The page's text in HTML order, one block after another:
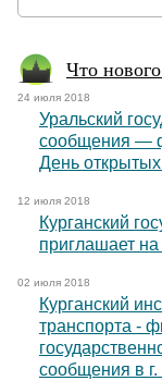
Что
24 июля 2018
Уральский
сообщения —
День
12 июля 2018
Курганский
приглашает
02 июля 2018
Курганский
транспорта -
сообщения в